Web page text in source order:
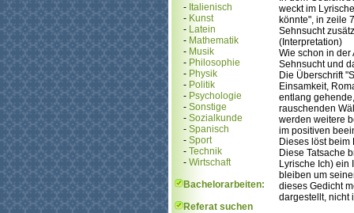
- Italienisch
- Kunst
- Latein
- Mathematik
- Musik
- Philosophie
- Physik
- Politik
- Psychologie
- Sonstige
- Sozialkunde
- Spanisch
- Sport
- Technik
- Wirtschaft
Bachelorarbeiten:
Referat suchen
weckt im
könnte", in zeile
Sehnsucht
(Interpretation)
Wie schon in der
Sehnsucht und
Die Überschrift
Einsamkeit,
entlang
rauschenden
werden weitere
im positiven
Dieses löst beim
Diese Tatsache
Lyrische Ich) ein
bleiben um
dieses Gedicht
dargestellt, nicht